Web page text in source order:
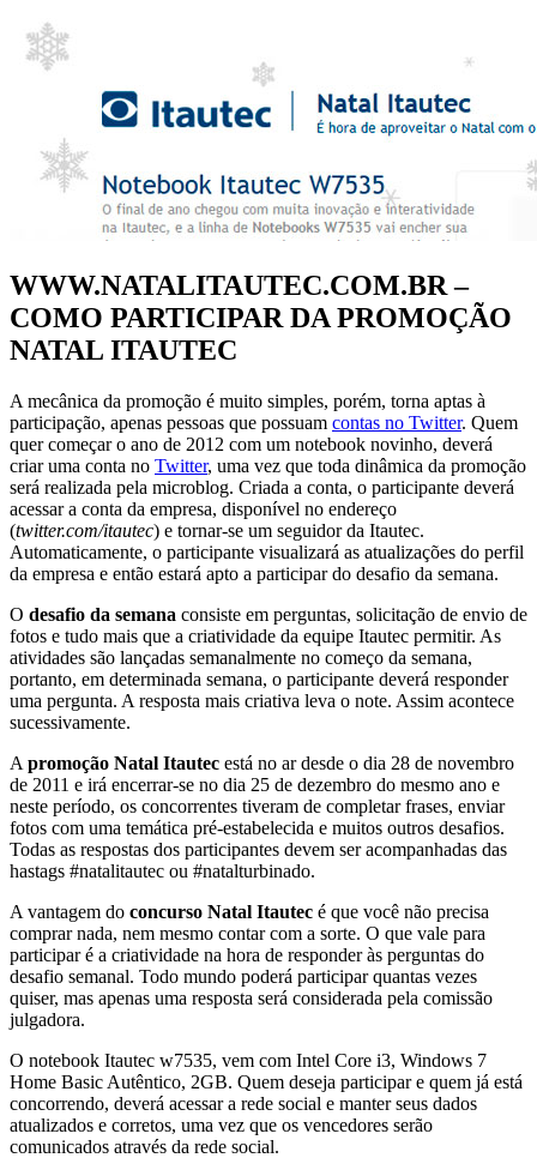
WWW.NATALITAUTEC.COM.BR –
COMO PARTICIPAR DA PROMOÇÃO
NATAL ITAUTEC
A mecânica da promoção é muito simples, porém, torna aptas à
participação, apenas pessoas que possuam contas no Twitter. Quem
quer começar o ano de 2012 com um notebook novinho, deverá
criar uma conta no Twitter, uma vez que toda dinâmica da promoção
será realizada pela microblog. Criada a conta, o participante deverá
acessar a conta da empresa, disponível no endereço
(twitter.com/itautec) e tornar-se um seguidor da Itautec.
Automaticamente, o participante visualizará as atualizações do perfil
da empresa e então estará apto a participar do desafio da semana.
O desafio da semana consiste em perguntas, solicitação de envio de
fotos e tudo mais que a criatividade da equipe Itautec permitir. As
atividades são lançadas semanalmente no começo da semana,
portanto, em determinada semana, o participante deverá responder
uma pergunta. A resposta mais criativa leva o note. Assim acontece
sucessivamente.
A promoção Natal Itautec está no ar desde o dia 28 de novembro
de 2011 e irá encerrar-se no dia 25 de dezembro do mesmo ano e
neste período, os concorrentes tiveram de completar frases, enviar
fotos com uma temática pré-estabelecida e muitos outros desafios.
Todas as respostas dos participantes devem ser acompanhadas das
hastags #natalitautec ou #natalturbinado.
A vantagem do concurso Natal Itautec é que você não precisa
comprar nada, nem mesmo contar com a sorte. O que vale para
participar é a criatividade na hora de responder às perguntas do
desafio semanal. Todo mundo poderá participar quantas vezes
quiser, mas apenas uma resposta será considerada pela comissão
julgadora.
O notebook Itautec w7535, vem com Intel Core i3, Windows 7
Home Basic Autêntico, 2GB. Quem deseja participar e quem já está
concorrendo, deverá acessar a rede social e manter seus dados
atualizados e corretos, uma vez que os vencedores serão
comunicados através da rede social.